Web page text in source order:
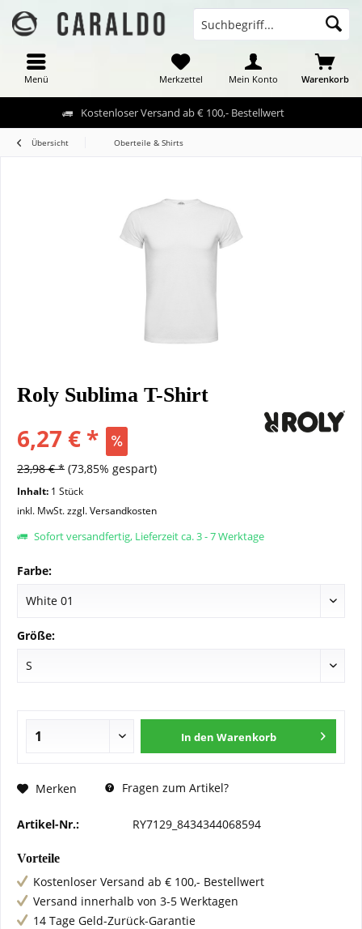
Kostenloser Versand ab € 100,- Bestellwert
Menü Warenkorb
Merkzettel Mein Konto
Übersicht Oberteile & Shirts
Roly Sublima T-Shirt
6,27 € *
23,98 € * (73,85% gespart)
Inhalt: 1 Stück
inkl. MwSt.zzgl. Versandkosten
Sofort versandfertig, Lieferzeit ca. 3 - 7 Werktage
Farbe:
Größe:
In den Warenkorb
Merken Fragen zum Artikel?
Artikel-Nr.: RY7129_8434344068594
Vorteile
Kostenloser Versand ab € 100,- Bestellwert
Versand innerhalb von 3-5 Werktagen
14 Tage Geld-Zurück-Garantie